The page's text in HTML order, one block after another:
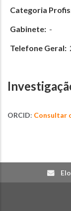
Categoria
Gabinete: -
Telefone Geral:
ORCID: Consultar